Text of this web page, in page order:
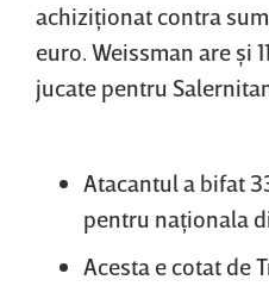
achiziţionat contra
euro. Weissman are şi
jucate pentru
Atacantul a bifat
pentru naţionala
Acesta e cotat de